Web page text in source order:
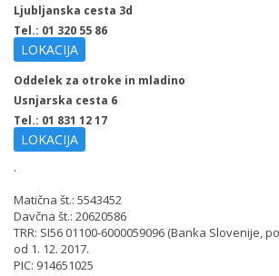
Ljubljanska cesta 3d
Tel.: 01 320 55 86
LOKACIJA
Oddelek za otroke in mladino
Usnjarska cesta 6
Tel.: 01 831 12 17
LOKACIJA
.
Matična št.: 5543452
Davčna št.: 20620586
TRR: SI56 01100-6000059096 (Banka Slovenije,
od 1. 12. 2017.
PIC: 914651025